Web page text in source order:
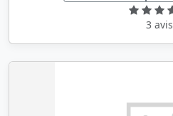
3 avis